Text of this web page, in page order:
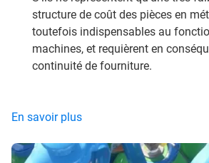
structure de coût des pièces en
toutefois indispensables au
machines, et requièrent en
continuité de fourniture.
En savoir plus